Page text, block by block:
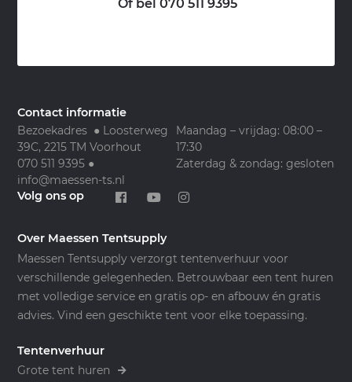
Of bel 070 511 9395
Contact informatie
Bezoekadres ● Loosterweg
39C, 2215 TM Voorhout
070 511 9395 ●
info@maessen-ts.nl
Maandag – vrijdag: 08:00 –
17:30
Zaterdag & zondag: gesloten
Volg ons op
Over Maessen Tentsupply
Maessen Tentsupply verzorgt tentenverhuur voor
verschillende gelegenheden. Betrouwbaar een tent huren
met volledige service en gratis op- en afbouw én gratis
advies. Vind een geschikte tent voor elke toepassing.
Tentenverhuur
Grote tent huren